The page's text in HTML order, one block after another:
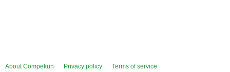
About Compekun Privacy policy Terms of service